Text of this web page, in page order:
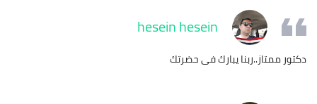
hesein hesein
دكتور ممتاز..ربنا يبارك فى حضرتك